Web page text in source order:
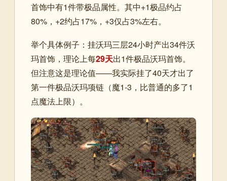
首饰中有1件带极品属性。其中+1极品约占
80%，+2约占17%，+3仅占3%左右。
举个具体例子：挂沃玛三层24小时产出34件沃
玛首饰，理论上每29天出1件极品沃玛首饰。
但注意这是理论值——我实际挂了40天才出了
第一件极品沃玛项链（魔1-3，比普通的多了1
点魔法上限）。